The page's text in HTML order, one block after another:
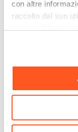
con altre
raccolto dal suo
momento. Per
Colore
Cromo
Azionamento
Lunghezza